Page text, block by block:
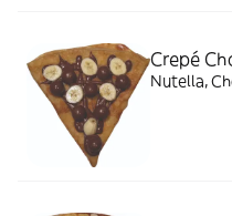
Crepé
Nutella,